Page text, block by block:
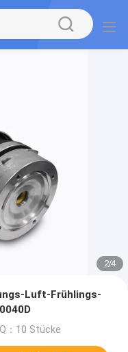
2/4
Luft-Frühlings-
：10 Stücke